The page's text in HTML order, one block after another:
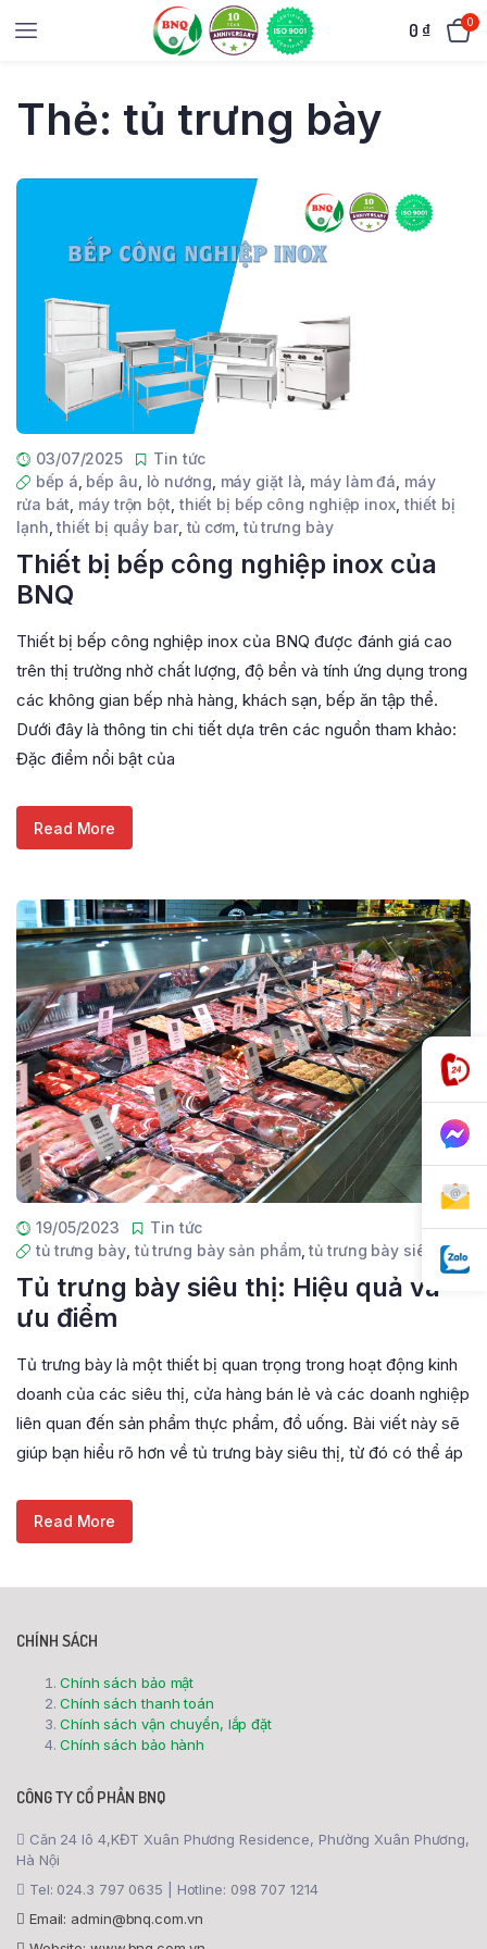
0 ₫ 0
Thẻ: tủ trưng bày
03/07/2025
Tin tức
bếp á bếp âu lò nướng máy giặt là máy làm đá máy
rửa bát máy trộn bột thiết bị bếp công nghiệp inox, thiết bị
lạnh ,thiết bị quầy bar, tủ cơm, tủ trưng bày
Thiết bị bếp công nghiệp inox của
BNQ
Thiết bị bếp công nghiệp inox của BNQ được đánh giá cao
trên thị trường nhờ chất lượng, độ bền và tính ứng dụng trong
các không gian bếp nhà hàng, khách sạn, bếp ăn tập thể.
Dưới đây là thông tin chi tiết dựa trên các nguồn tham khảo:
Đặc điểm nổi bật của
Read More
19/05/2023
Tin tức
tủ trưng bày, tủ trưng bày sản phẩm,tủ trưng bày siêu thị
Tủ trưng bày siêu thị: Hiệu quả và
ưu điểm
Tủ trưng bày là một thiết bị quan trọng trong hoạt động kinh
doanh của các siêu thị, cửa hàng bán lẻ và các doanh nghiệp
liên quan đến sản phẩm thực phẩm, đồ uống. Bài viết này sẽ
giúp bạn hiểu rõ hơn về tủ trưng bày siêu thị, từ đó có thể áp
Read More
CHÍNH SÁCH
Chính sách bảo mật
Chính sách thanh toán
Chính sách vận chuyển, lắp đặt
Chính sách bảo hành
CÔNG TY CỔ PHẦN BNQ
Căn 24 lô 4,KĐT Xuân Phương Residence, Phường Xuân Phương,
Hà Nội
Tel: 024.3 797 0635 | Hotline: 098 707 1214
Email: admin@bnq.com.vn